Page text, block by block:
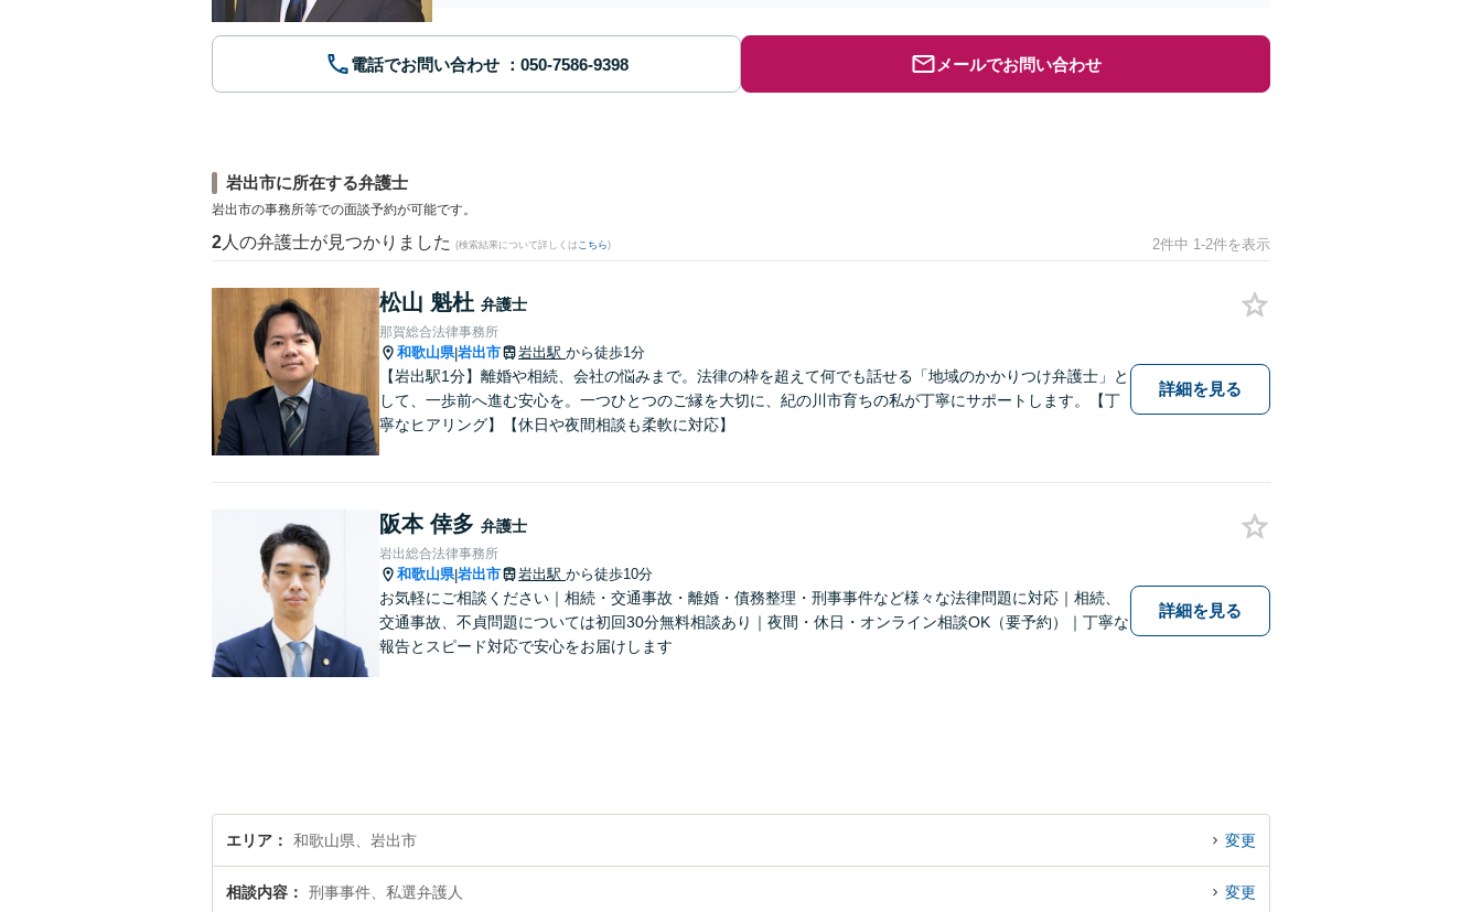
電話でお問い合わせ メールでお問い合わせ
岩出市に所在する弁護士
岩出市の事務所等での面談予約が可能です。
2 人の弁護士が見つかりました (検索結果について詳しくは こちら) 2件中 1-2件を表示
松山 魁杜 弁護士
那賀総合法律事務所
和歌山県|岩出市 岩出駅 から徒歩1分
【岩出駅1分】離婚や相続、会社の悩みまで。法律の枠を超えて何でも話せる「地域のかかりつけ弁護士」と
して、一歩前へ進む安心を。一つひとつのご縁を大切に、紀の川市育ちの私が丁寧にサポートします。【丁
寧なヒアリング】【休日や夜間相談も柔軟に対応】
詳細を見る
阪本 倖多 弁護士
岩出総合法律事務所
和歌山県|岩出市 岩出駅 から徒歩10分
お気軽にご相談ください｜相続・交通事故・離婚・債務整理・刑事事件など様々な法律問題に対応｜相続、
交通事故、不貞問題については初回30分無料相談あり｜夜間・休日・オンライン相談OK（要予約）｜丁寧な
報告とスピード対応で安心をお届けします
詳細を見る
エリア 和歌山県、岩出市 変更
相談内容 刑事事件、私選弁護人 変更